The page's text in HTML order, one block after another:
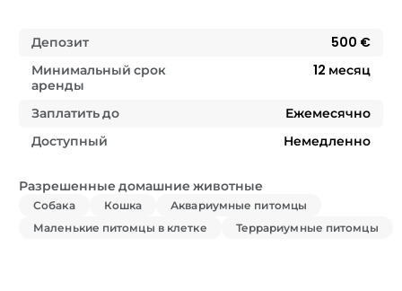
Депозит
500 €
Минимальный срок
аренды
12 месяц
Заплатить до
Ежемесячно
Доступный
Немедленно
Разрешенные домашние животные
Собака Кошка
Аквариумные питомцы
Маленькие питомцы в клетке
Террариумные питомцы